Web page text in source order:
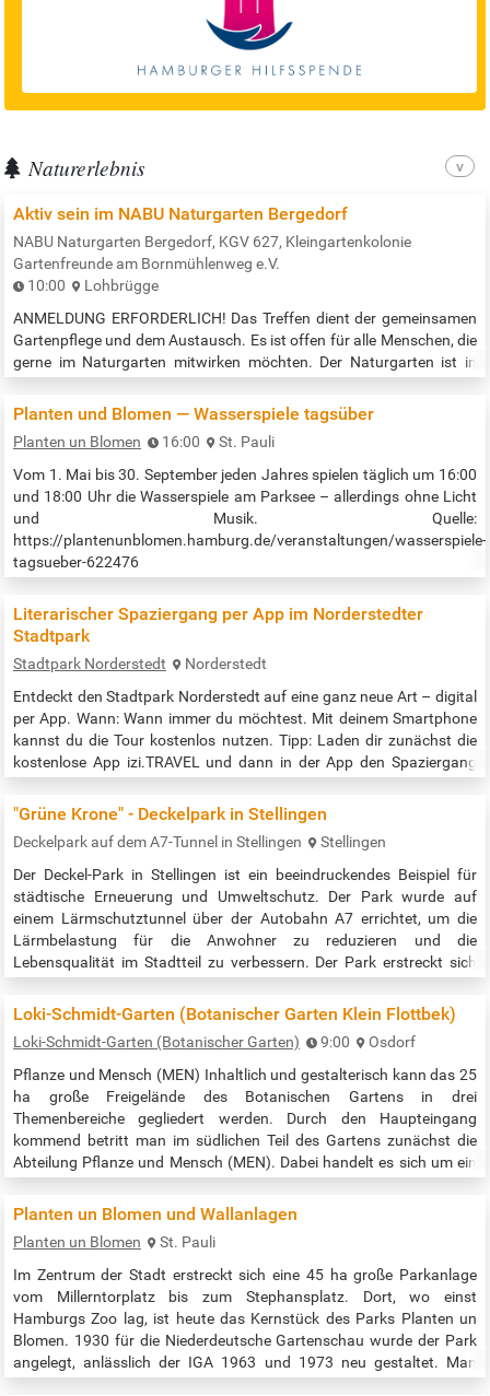
Naturerlebnis
Aktiv sein im NABU Naturgarten Bergedorf
NABU Naturgarten Bergedorf, KGV 627, Kleingartenkolonie
Gartenfreunde am Bornmühlenweg e.V.
10:00
Lohbrügge
ANMELDUNG ERFORDERLICH! Das Treffen dient der gemeinsamen
Gartenpflege und dem Austausch. Es ist offen für alle Menschen, die
gerne im Naturgarten mitwirken möchten. Der Naturgarten ist in
Keine Vorkenntnisse erforderlich. Anmeldung unter:
hamburg.de/app_seminaranmeldung?reihe=2196&id=1562 Beginn
der Veranstaltung: 10:00 Uhr Quelle:…
Planten und Blomen — Wasserspiele tagsüber
Planten un Blomen 16:00
St. Pauli
Vom 1. Mai bis 30. September jeden Jahres spielen täglich um 16:00
und 18:00 Uhr die Wasserspiele am Parksee – allerdings ohne Licht
und Musik. Quelle:
https://plantenunblomen.hamburg.de/veranstaltungen/wasserspiele-
tagsueber-622476
Literarischer Spaziergang per App im Norderstedter
Stadtpark
Stadtpark Norderstedt
Norderstedt
Entdeckt den Stadtpark Norderstedt auf eine ganz neue Art – digital
per App. Wann: Wann immer du möchtest. Mit deinem Smartphone
kannst du die Tour kostenlos nutzen. Tipp: Laden dir zunächst die
kostenlose App izi.TRAVEL und dann in der App den Spaziergang
Spaziergang statt: im Stadtpark Norderstedt Für wen: Für alle, die
Norderstedter Autor*:innen zu ihren Lieblingsplätzen im Stadtpark…
"Grüne Krone" - Deckelpark in Stellingen
Deckelpark auf dem A7-Tunnel in Stellingen
Stellingen
Der Deckel-Park in Stellingen ist ein beeindruckendes Beispiel für
städtische Erneuerung und Umweltschutz. Der Park wurde auf
einem Lärmschutztunnel über der Autobahn A7 errichtet, um die
Lärmbelastung für die Anwohner zu reduzieren und die
Lebensqualität im Stadtteil zu verbessern. Der Park erstreckt sich
getrennten Stadtteile Stellingen und Eidelstedt1. Der Park bietet eine
Loki-Schmidt-Garten (Botanischer Garten Klein Flottbek)
Loki-Schmidt-Garten (Botanischer Garten) 9:00
Osdorf
Pflanze und Mensch (MEN) Inhaltlich und gestalterisch kann das 25
ha große Freigelände des Botanischen Gartens in drei
Themenbereiche gegliedert werden. Durch den Haupteingang
kommend betritt man im südlichen Teil des Gartens zunächst die
Abteilung Pflanze und Mensch (MEN). Dabei handelt es sich um ein
in denen die vielfältigen Wechselbeziehungen zwischen Pflanzen und
Planten un Blomen und Wallanlagen
Planten un Blomen
St. Pauli
Im Zentrum der Stadt erstreckt sich eine 45 ha große Parkanlage
vom Millerntorplatz bis zum Stephansplatz. Dort, wo einst
Hamburgs Zoo lag, ist heute das Kernstück des Parks Planten un
Blomen. 1930 für die Niederdeutsche Gartenschau wurde der Park
angelegt, anlässlich der IGA 1963 und 1973 neu gestaltet. Man